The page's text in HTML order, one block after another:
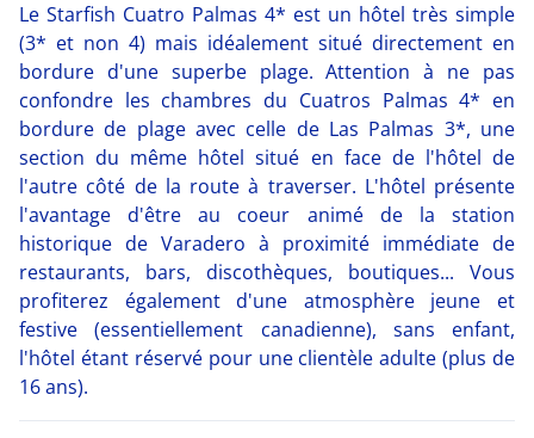
Le Starfish Cuatro Palmas 4* est un hôtel très simple
(3* et non 4) mais idéalement situé directement en
bordure d'une superbe plage. Attention à ne pas
confondre les chambres du Cuatros Palmas 4* en
bordure de plage avec celle de Las Palmas 3*, une
section du même hôtel situé en face de l'hôtel de
l'autre côté de la route à traverser. L'hôtel présente
l'avantage d'être au coeur animé de la station
historique de Varadero à proximité immédiate de
restaurants, bars, discothèques, boutiques... Vous
profiterez également d'une atmosphère jeune et
festive (essentiellement canadienne), sans enfant,
l'hôtel étant réservé pour une clientèle adulte (plus de
16 ans).